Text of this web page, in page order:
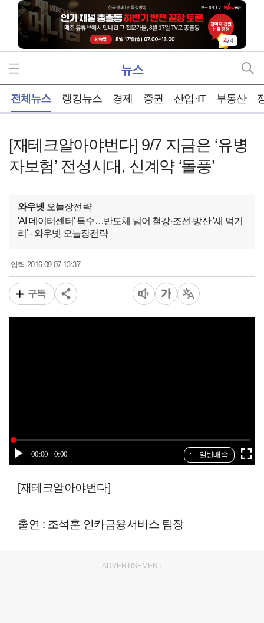
1/4
뉴스
전체뉴스 랭킹뉴스 경제 증권 산업·IT 부동산
[재테크알아야번다] 9/7 지금은 ‘유병
자보험’ 전성시대, 신계약 ‘돌풍’
와우넷 오늘장전략
'AI 데이터센터' 특수…반도체 넘어 철강·조선·방산 '새 먹거
리' - 와우넷 오늘장전략
입력2016-09-07 13:37
구독
00:00 0:00 일반배속
[재테크알아야번다]
출연 : 조석훈 인카금융서비스 팀장
ADVERTISEMENT